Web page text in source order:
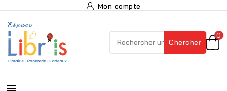
Mon compte
Chercher
0
